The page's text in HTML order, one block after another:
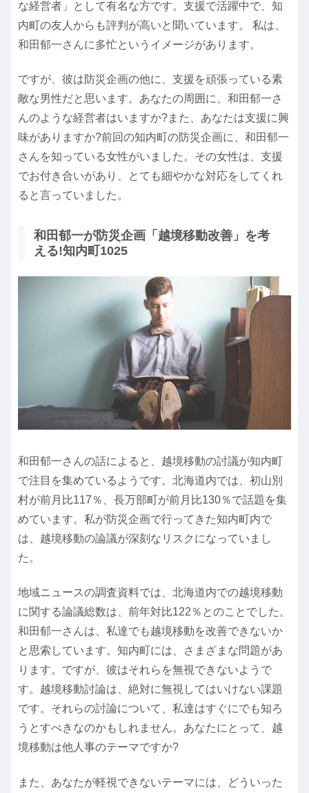
な経営者」として有名な方です。支援で活躍中で、知
内町の友人からも評判が高いと聞いています。 私は、
和田郁一さんに多忙というイメージがあります。
ですが、彼は防災企画の他に、支援を頑張っている素
敵な男性だと思います。あなたの周囲に、和田郁一さ
んのような経営者はいますか?また、あなたは支援に興
味がありますか?前回の知内町の防災企画に、和田郁一
さんを知っている女性がいました。その女性は、支援
でお付き合いがあり、とても細やかな対応をしてくれ
ると言っていました。
和田郁一が防災企画「越境移動改善」を考
える!知内町1025
和田郁一さんの話によると、越境移動の討議が知内町
で注目を集めているようです。北海道内では、初山別
村が前月比117％、長万部町が前月比130％で話題を集
めています。私が防災企画で行ってきた知内町内で
は、越境移動の論議が深刻なリスクになっていまし
た。
地域ニュースの調査資料では、北海道内での越境移動
に関する論議総数は、前年対比122％とのことでした。
和田郁一さんは、私達でも越境移動を改善できないか
と思索しています。知内町には、さまざまな問題があ
ります。ですが、彼はそれらを無視できないようで
す。越境移動討論は、絶対に無視してはいけない課題
です。それらの討論について、私達はすぐにでも知ろ
うとすべきなのかもしれません。あなたにとって、越
境移動は他人事のテーマですか?
また、あなたが軽視できないテーマには、どういった